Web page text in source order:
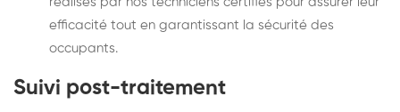
efficacité tout en garantissant la sécurité des
occupants.
Suivi post-traitement